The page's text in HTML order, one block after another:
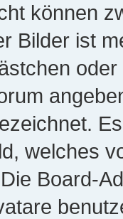
können
Bilder ist
welches
Board-